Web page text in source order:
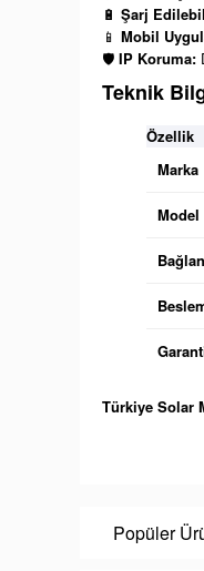
🔋 Şarj
📱 Mobil
🛡️ IP Koruma:
Teknik
Özellik
Marka
Model
Türkiye Solar
Popüler